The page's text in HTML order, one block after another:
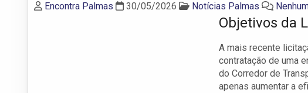
Encontra Palmas 30/05/2026 Notícias Palmas
Objetivos da
A mais recente
contratação de uma
do Corredor de
apenas aumentar a